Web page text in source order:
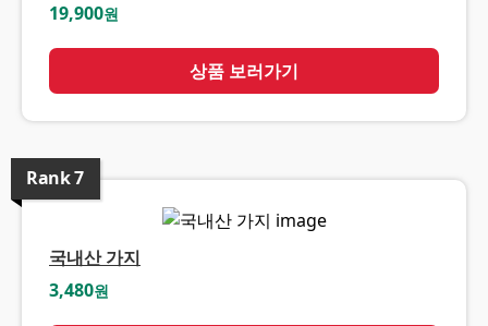
19,900원
상품 보러가기
Rank7
국내산 가지
3,480원